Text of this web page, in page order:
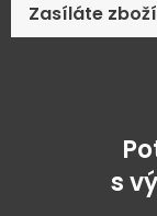
Zasíláte
s